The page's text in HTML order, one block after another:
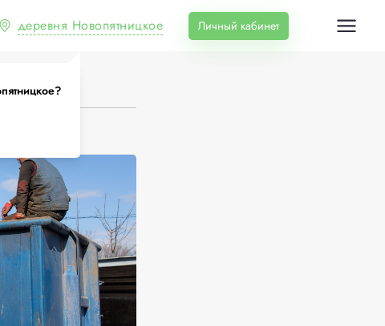
деревня Новопятницкое Личный кабинет